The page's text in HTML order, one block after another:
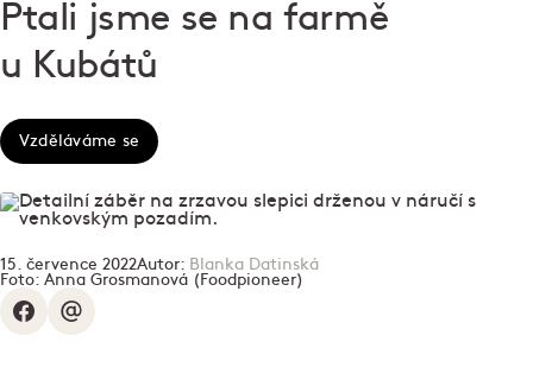
Ptali jsme se na farmě
u Kubátů
Vzděláváme se
15. července 2022Autor: Blanka Datinská
Foto: Anna Grosmanová (Foodpioneer)